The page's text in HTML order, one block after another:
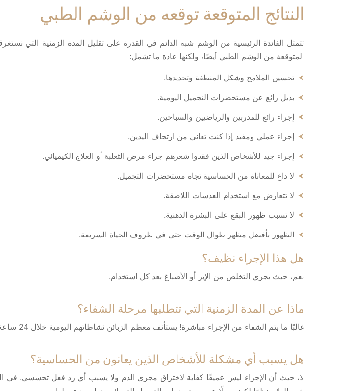
النتائج المتوقعة توقعه من الوشم الطبي
تتمثل الفائدة الرئيسية من الوشم شبه الدائم في القدرة على تقليل المدة الزمنية التي
المتوقعة من الوشم الطبي أيضًا، ولكنها عادة ما تشمل:
تحسين الملامح وشكل المنطقة وتحديدها.
بديل رائع عن مستحضرات التجميل اليومية.
إجراء رائع للمدربين والرياضيين والسباحين.
إجراء عملي ومفيد إذا كنت تعاني من ارتجاف اليدين.
إجراء جيد للأشخاص الذين فقدوا شعرهم جراء مرض الثعلبة أو العلاج الكيميائي.
لا داع للمعاناة من الحساسية تجاه مستحضرات التجميل.
لا تتعارض مع استخدام العدسات اللاصقة.
لا تسبب ظهور البقع على البشرة الدهنية.
الظهور بأفضل مظهر طوال الوقت حتى في ظروف الحياة السريعة.
هل هذا الإجراء نظيف؟
نعم، حيث يجري التخلص من الإبر أو الأصباغ بعد كل استخدام.
ماذا عن المدة الزمنية التي تتطلبها مرحلة الشفاء؟
غالبًا ما يتم الشفاء من الإجراء مباشرة! يستأنف معظم الزبائن نشاطاتهم اليومية خلال 24 ساعة. قد يظهر بشكل طبيعي بعض الاحمرار والتورم اللذين يتلاشيان خلال ساعتين.
هل يسبب أي مشكلة للأشخاص الذين يعانون من الحساسية؟
لا، حيث أن الإجراء ليس عميقًا كفاية لاختراق مجرى الدم ولا يسبب أي رد فعل تحسسي. في